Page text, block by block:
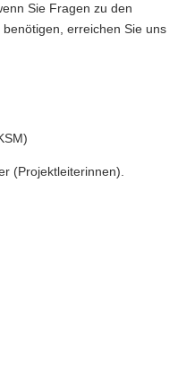
Sie Fragen zu den
erreichen Sie uns
(Projektleiterinnen).